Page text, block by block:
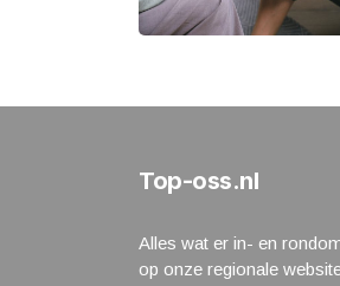
Top-oss.nl
Alles wat er in- en
op onze regionale